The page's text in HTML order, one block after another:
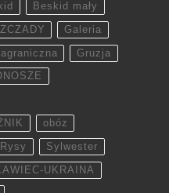
Beskid mały
Galeria
Gruzja
obóz
Rysy Sylwester
UKRAINA